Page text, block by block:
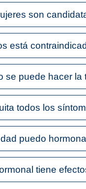
son
está
se puede hacer la
todos los
puedo
tiene